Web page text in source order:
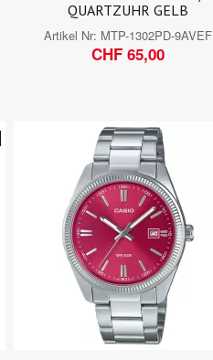
QUARTZUHR GELB
Artikel Nr: MTP-1302PD-9AVEF
CHF 65,00